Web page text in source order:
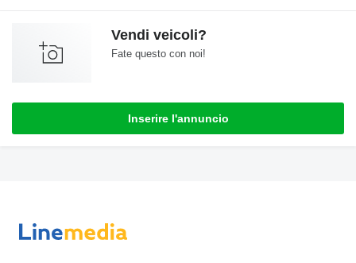
Vendi veicoli?
Fate questo con noi!
Inserire l'annuncio